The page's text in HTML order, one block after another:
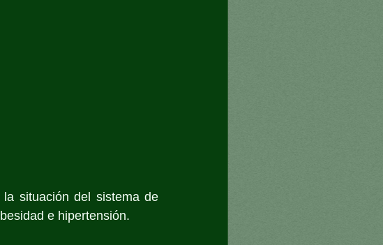
situación del sistema de
e hipertensión.